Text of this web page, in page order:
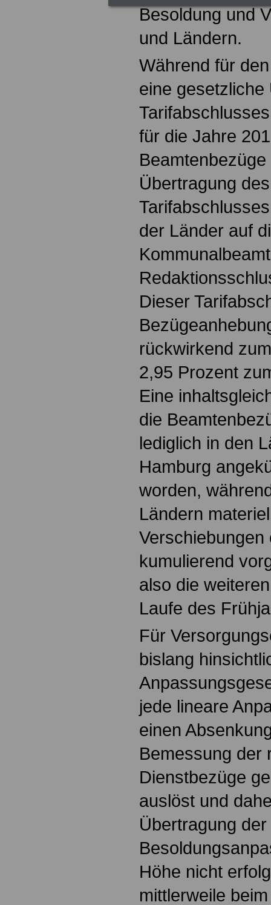
Besoldung und
und Ländern.
Während für
eine
für die Jahre
Übertragung
der Länder auf
Dieser
rückwirkend
2,95 Prozent
Eine
die
lediglich in den
Hamburg
worden,
Ländern
kumulierend
also die
Laufe des
Für
bislang
jede lineare
einen
Bemessung der
Dienstbezüge
auslöst und
Übertragung der
Höhe nicht
mittlerweile